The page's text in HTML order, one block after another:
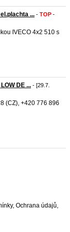
... - TOP -
IVECO 4x2 510 s
DE ... - [29.7.
(CZ), +420 776 896
, Ochrana údajů,